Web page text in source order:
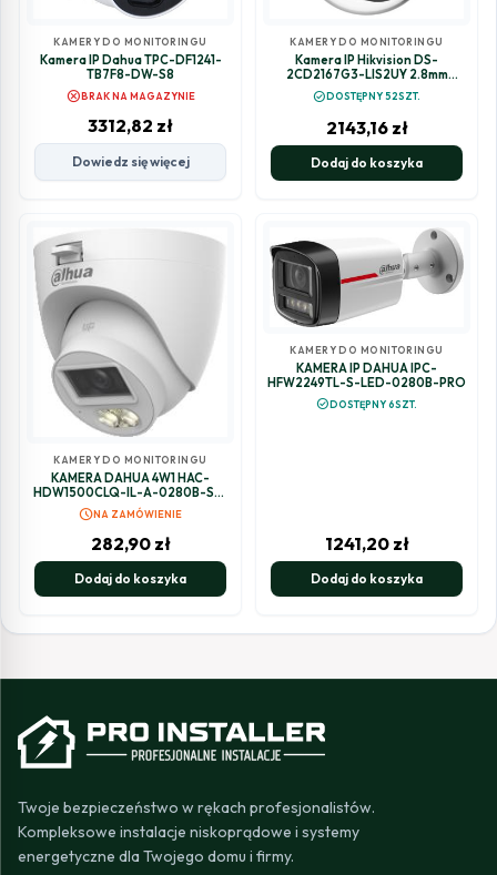
KAMERY DO MONITORINGU
Kamera IP Dahua TPC-DF1241-
TB7F8-DW-S8
cancel BRAK NA MAGAZYNIE
3312,82 zł
Dowiedz się więcej
KAMERY DO MONITORINGU
Kamera IP Hikvision DS-
2CD2167G3-LIS2UY 2.8mm
BLACK PL
check_circle DOSTĘPNY 52SZT.
2143,16 zł
Dodaj do koszyka
KAMERY DO MONITORINGU
KAMERA DAHUA 4W1 HAC-
HDW1500CLQ-IL-A-0280B-S3-
DIP
scheduleNA ZAMÓWIENIE
282,90 zł
Dodaj do koszyka
KAMERY DO MONITORINGU
KAMERA IP DAHUA IPC-
HFW2249TL-S-LED-0280B-PRO
check_circleDOSTĘPNY 6SZT.
1241,20 zł
Dodaj do koszyka
Twoje bezpieczeństwo w rękach profesjonalistów.
Kompleksowe instalacje niskoprądowe i systemy
energetyczne dla Twojego domu i firmy.